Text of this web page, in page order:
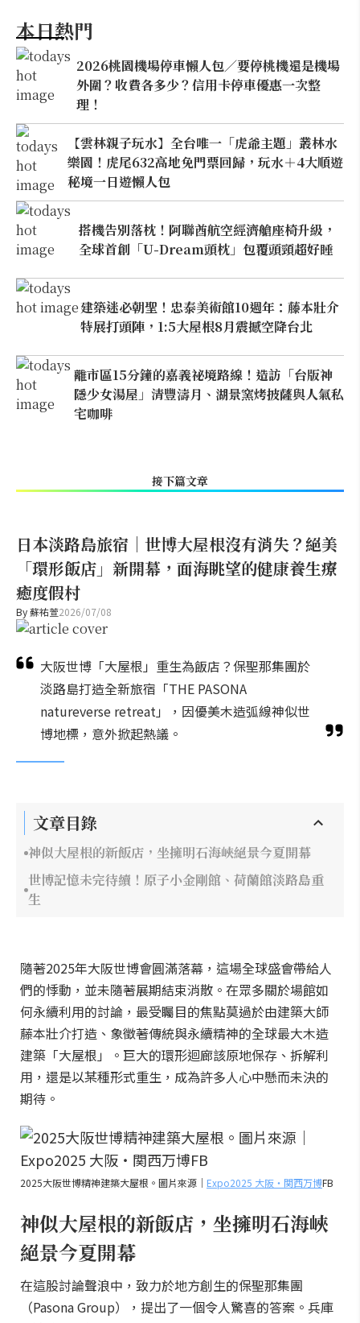
本日熱門
2026桃園機場停車懶人包／要停桃機還是機場
外圍？收費各多少？信用卡停車優惠一次整
理！
【雲林親子玩水】全台唯一「虎爺主題」叢林水
樂園！虎尾632高地免門票回歸，玩水＋4大順遊
秘境一日遊懶人包
搭機告別落枕！阿聯酋航空經濟艙座椅升級，
全球首創「U-Dream頭枕」包覆頭頸超好睡
建築迷必朝聖！忠泰美術館10週年：藤本壯介
特展打頭陣，1:5大屋根8月震撼空降台北
離市區15分鐘的嘉義祕境路線！造訪「台版神
隱少女湯屋」清豐濤月、湖景窯烤披薩與人氣私
宅咖啡
接下篇文章
日本淡路島旅宿｜世博大屋根沒有消失？絕美
「環形飯店」新開幕，面海眺望的健康養生療
癒度假村
By蘇祐萱2026/07/08
大阪世博「大屋根」重生為飯店？保聖那集團於
淡路島打造全新旅宿「THE PASONA
natureverse retreat」，因優美木造弧線神似世
博地標，意外掀起熱議。
文章目錄
神似大屋根的新飯店，坐擁明石海峽絕景今夏開幕
世博記憶未完待續！原子小金剛館、荷蘭館淡路島重
生
隨著2025年大阪世博會圓滿落幕，這場全球盛會帶給人
們的悸動，並未隨著展期結束消散。在眾多關於場館如
何永續利用的討論，最受矚目的焦點莫過於由建築大師
藤本壯介打造、象徵著傳統與永續精神的全球最大木造
建築「大屋根」。巨大的環形迴廊該原地保存、拆解利
用，還是以某種形式重生，成為許多人心中懸而未決的
期待。
2025大阪世博精神建築大屋根。圖片來源｜ Expo2025 大阪・関西万博FB
神似大屋根的新飯店，坐擁明石海峽
絕景今夏開幕
在這股討論聲浪中，致力於地方創生的保聖那集團
（Pasona Group），提出了一個令人驚喜的答案。兵庫